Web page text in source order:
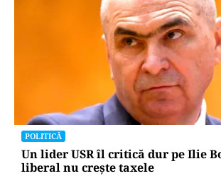
POLITICĂ
Un lider USR îl critică dur pe Ilie
liberal nu crește taxele